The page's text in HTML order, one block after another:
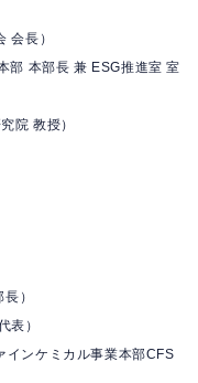
会長）
本部長 兼 ESG推進室 室
院 教授）
）
表）
ンケミカル事業本部CFS